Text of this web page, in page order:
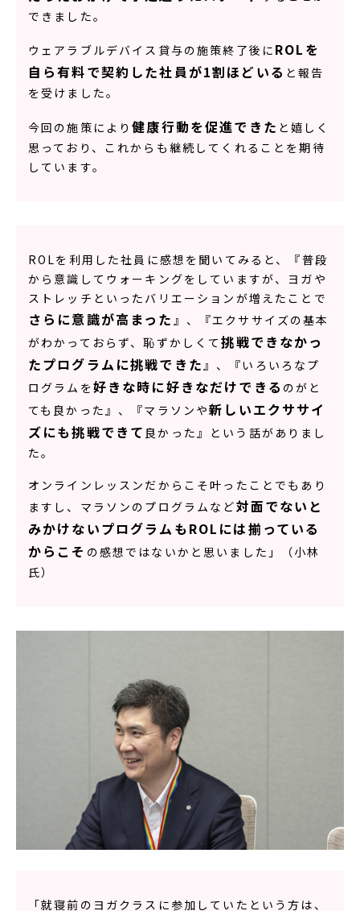
できました。
ウェアラブルデバイス貸与の施策終了後に ROLを
自ら有料で契約した社員が1割ほどいる と報告
を受けました。
今回の施策により健康行動を促進できた と嬉しく
思っており、これからも継続してくれることを期待
しています。
ROLを利用した社員に感想を聞いてみると、『普段
から意識してウォーキングをしていますが、ヨガや
ストレッチといったバリエーションが増えたことで
さらに意識が高まった 』、『エクササイズの基本
がわかっておらず、恥ずかしくて挑戦できなかっ
たプログラムに挑戦できた』、『いろいろなプ
ログラムを好きな時に好きなだけできる のがと
ても良かった』、『マラソンや新しいエクササイ
ズにも挑戦できて 良かった』という話がありまし
た。
オンラインレッスンだからこそ叶ったことでもあり
ますし、マラソンのプログラムなど対面でないと
みかけないプログラムもROLには揃っている
からこそ の感想ではないかと思いました」（小林
氏）
「就寝前のヨガクラスに参加していたという方は、